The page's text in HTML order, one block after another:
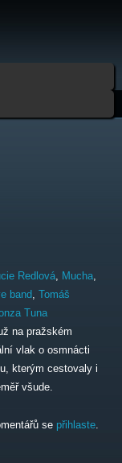
Redlová Mucha
band
Tomáš
Tuna
na pražském
vlak o osmnácti
kterým cestovaly i
všude.
se přihlaste.